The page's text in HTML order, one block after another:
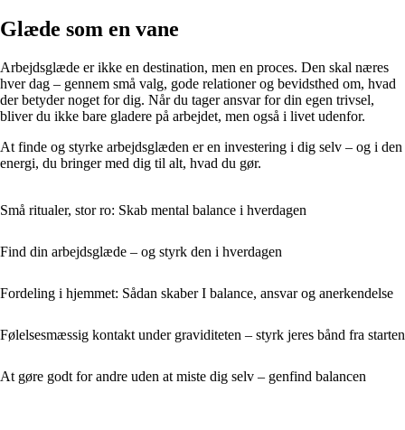
Glæde som en vane
Arbejdsglæde er ikke en destination, men en proces. Den skal næres
hver dag – gennem små valg, gode relationer og bevidsthed om, hvad
der betyder noget for dig. Når du tager ansvar for din egen trivsel,
bliver du ikke bare gladere på arbejdet, men også i livet udenfor.
At finde og styrke arbejdsglæden er en investering i dig selv – og i den
energi, du bringer med dig til alt, hvad du gør.
Små ritualer, stor ro: Skab mental balance i hverdagen
Find din arbejdsglæde – og styrk den i hverdagen
Fordeling i hjemmet: Sådan skaber I balance, ansvar og anerkendelse
Følelsesmæssig kontakt under graviditeten – styrk jeres bånd fra starten
At gøre godt for andre uden at miste dig selv – genfind balancen